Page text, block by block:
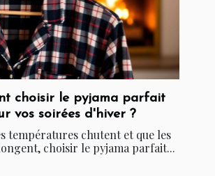
choisir le pyjama parfait
vos soirées d'hiver ?
températures chutent et que les
choisir le pyjama parfait...